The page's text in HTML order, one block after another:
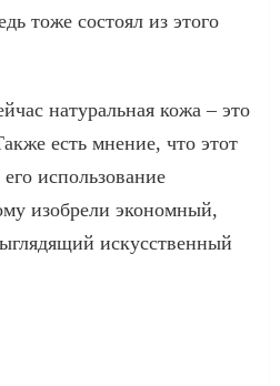
тоже состоял из этого
натуральная кожа – это
есть мнение, что этот
использование
изобрели экономный,
искусственный